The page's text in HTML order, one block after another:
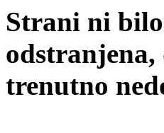
Strani ni
odstranjena,
trenutno